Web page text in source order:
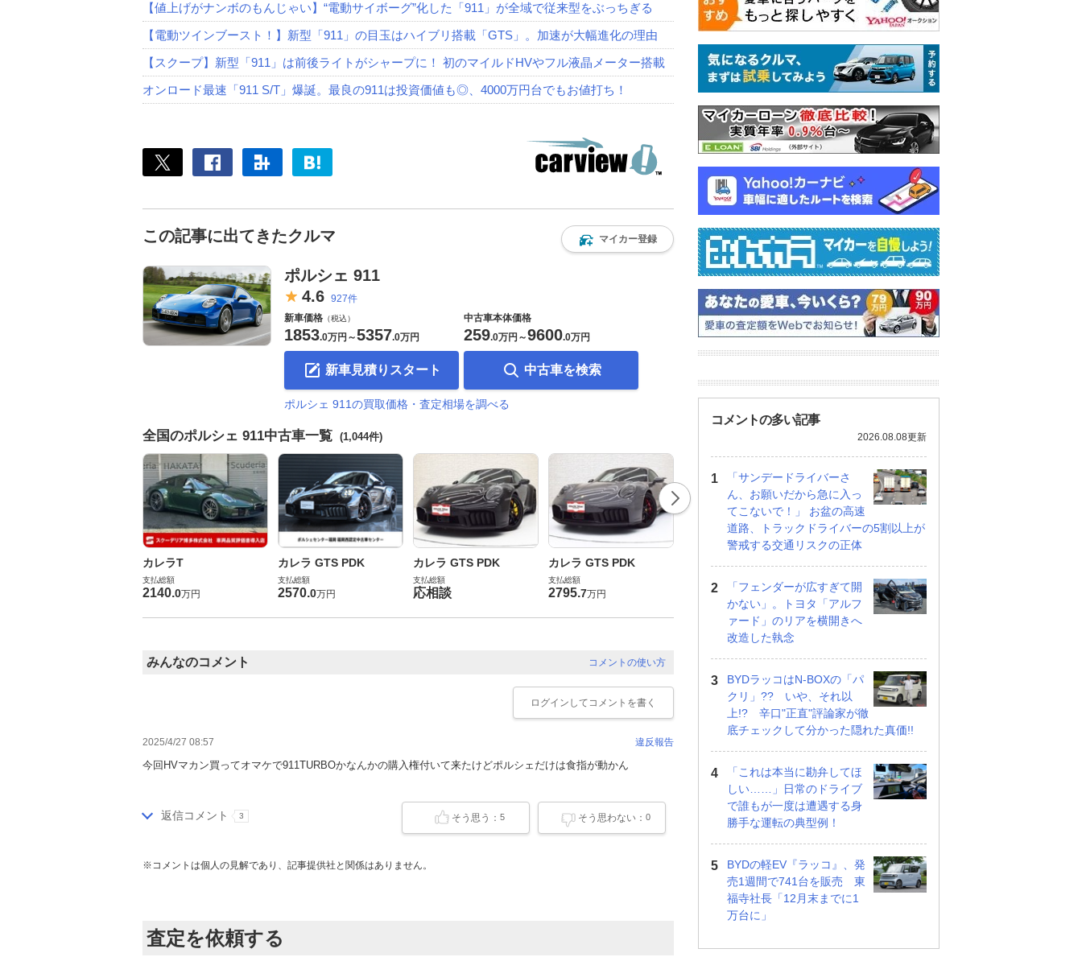
【値上げがナンボのもんじゃい】“電動サイボーグ”化した「911」が全域で従来型をぶっちぎる
【電動ツインブースト！】新型「911」の目玉はハイブリ搭載「GTS」。加速が大幅進化の理由
【スクープ】新型「911」は前後ライトがシャープに！ 初のマイルドHVやフル液晶メーター搭載
オンロード最速「911 S/T」爆誕。最良の911は投資価値も◎、4000万円台でもお値打ち！
この記事に出てきたクルマ マイカー登録
ポルシェ 911
4.6 927件
新車価格 （税込）
1853.0万円 ～5357.0万円
新車見積りスタート
中古車本体価格
259.0万円 ～9600.0万円
中古車を検索
ポルシェ 911の買取価格・査定相場を調べる
全国のポルシェ 911中古車一覧 (1,044件)
カレラT
支払総額
2140.0万円
カレラ GTS PDK
支払総額
2570.0万円
カレラ GTS PDK
支払総額
応相談
カレラ GTS PDK
支払総額
2795.7万円
3950.0 万円 2430.0万円
コメントの使い方
みんなのコメント
ログイン してコメントを書く
2025/4/27 08:57 違反報告
今回HVマカン買ってオマケで911TURBOかなんかの購入権付いて来たけどポルシェだけは食指が動かん
返信コメント 3 そう思わない： 0
そう思う： 5
※コメントは個人の見解であり、記事提供社と関係はありません。
査定を依頼する
コメントの多い記事
2026.08.08更新
「サンデードライバーさ
ん、お願いだから急に入っ
てこないで！」 お盆の高速
道路、トラックドライバーの5割以上が
警戒する交通リスクの正体
「フェンダーが広すぎて開
かない」。トヨタ「アルフ
ァード」のリアを横開きへ
改造した執念
BYDラッコはN-BOXの「パ
クリ」?? いや、それ以
上!? 辛口"正直"評論家が徹
底チェックして分かった隠れた真価!!
「これは本当に勘弁してほ
しい……」日常のドライブ
で誰もが一度は遭遇する身
勝手な運転の典型例！
BYDの軽EV『ラッコ』、発
売1週間で741台を販売 東
福寺社長「12月末までに1
万台に」